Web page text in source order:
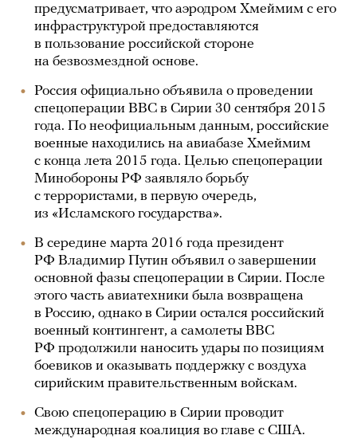
предусматривает, что аэродром Хмеймим с его
инфраструктурой предоставляются
в пользование российской стороне
на безвозмездной основе.
Россия официально объявила о проведении
спецоперации ВВС в Сирии 30 сентября 2015
года. По неофициальным данным, российские
военные находились на авиабазе Хмеймим
с конца лета 2015 года. Целью спецоперации
Минобороны РФ заявляло борьбу
с террористами, в первую очередь,
из «Исламского государства».
В середине марта 2016 года президент
РФ Владимир Путин объявил о завершении
основной фазы спецоперации в Сирии. После
этого часть авиатехники была возвращена
в Россию, однако в Сирии остался российский
военный контингент, а самолеты ВВС
РФ продолжили наносить удары по позициям
боевиков и оказывать поддержку с воздуха
сирийским правительственным войскам.
Свою спецоперацию в Сирии проводит
международная коалиция во главе с США.